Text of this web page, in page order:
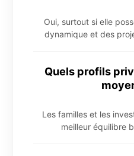
Oui, surtout si elle
dynamique et des
Quels profils
Les familles et les
meilleur équilibre